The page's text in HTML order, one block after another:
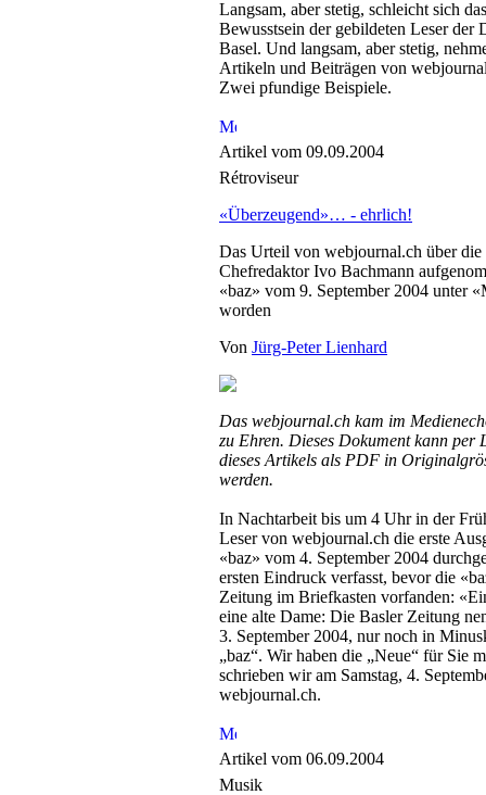
Langsam, aber stetig, schleicht sich
Bewusstsein der gebildeten Leser der
Basel. Und langsam, aber stetig,
Artikeln und Beiträgen von
Zwei pfundige Beispiele.
Artikel vom 09.09.2004
Rétroviseur
«Überzeugend»… - ehrlich!
Das Urteil von webjournal.ch über die
Chefredaktor Ivo Bachmann
«baz» vom 9. September 2004 unter
worden
Von Jürg-Peter Lienhard
Das webjournal.ch kam im
zu Ehren. Dieses Dokument kann per
dieses Artikels als PDF in
werden.
In Nachtarbeit bis um 4 Uhr in der
Leser von webjournal.ch die erste
«baz» vom 4. September 2004
ersten Eindruck verfasst, bevor die
Zeitung im Briefkasten vorfanden:
eine alte Dame: Die Basler Zeitung
3. September 2004, nur noch in
„baz“. Wir haben die „Neue“ für Sie
schrieben wir am Samstag, 4.
webjournal.ch.
Artikel vom 06.09.2004
Musik